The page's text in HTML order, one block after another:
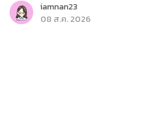
iamnan23
08 ส.ค. 2026